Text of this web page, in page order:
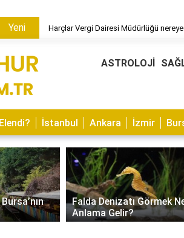
Yeni Harçlar Vergi Dairesi Müdürlüğü nereye
ASTROLOJİ
İstanbul Ankara İzmir
Falda Denizatı Görmek
Anlama Gelir?